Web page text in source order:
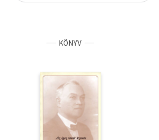
Tankönyv, segédkönyv
Társadalomtudomány
Természettudomány
Történelem
KÖNYV